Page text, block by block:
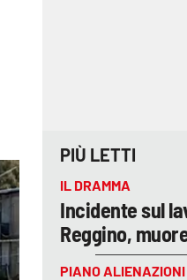
PIÙ LETTI
IL DRAMMA
Incidente sul
Reggino,
PIANO ALIENAZIONI